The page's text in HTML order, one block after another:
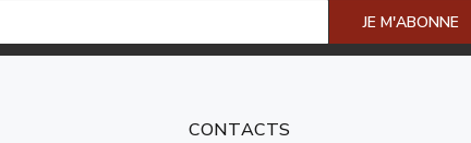
JE M'ABONNE
CONTACTS